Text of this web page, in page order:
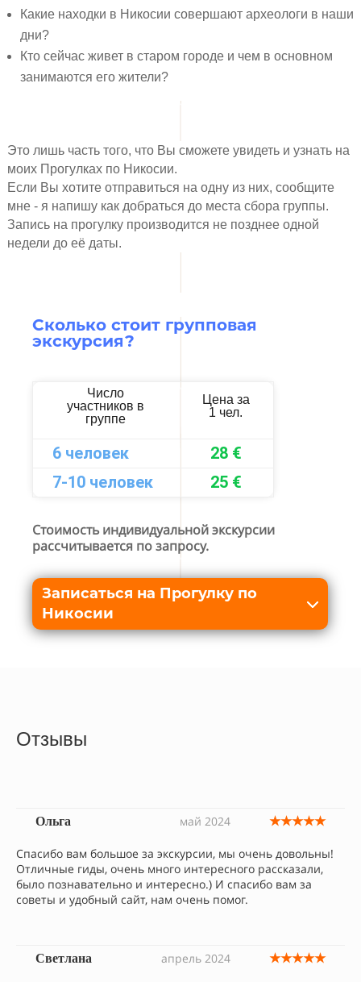
Какие находки в Никосии совершают археологи в наши
дни?
Кто сейчас живет в старом городе и чем в основном
занимаются его жители?
Это лишь часть того, что Вы сможете увидеть и узнать на
моих Прогулках по Никосии.
Если Вы хотите отправиться на одну из них, сообщите
мне - я напишу как добраться до места сбора группы.
Запись на прогулку производится не позднее одной
недели до её даты.
Сколько стоит групповая
экскурсия?
Число
участников в
группе
Цена за
1 чел.
6 человек
28 €
7-10 человек
25 €
Стоимость индивидуальной экскурсии
рассчитывается по запросу.
Записаться на Прогулку по
Никосии
Отзывы
Ольга май 2024 ★★★★★
Спасибо вам большое за экскурсии, мы очень довольны!
Отличные гиды, очень много интересного рассказали,
было познавательно и интересно.) И спасибо вам за
советы и удобный сайт, нам очень помог.
Светлана апрель 2024 ★★★★★